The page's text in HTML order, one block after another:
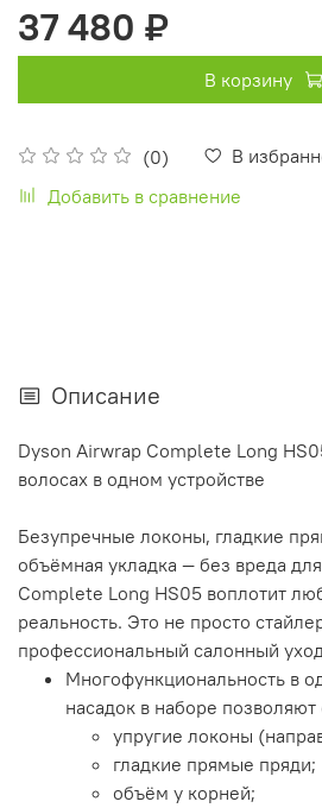
(0)
В
Добавить в сравнение
37 480 ₽
В корзину
Описание
Dyson Airwrap Complete Long
волосах в одном устройстве
Безупречные локоны, гладкие
объёмная укладка — без вреда
Complete Long HS05 воплотит
реальность. Это не просто
профессиональный салонный
Многофункциональность в
насадок в наборе позволяют
упругие локоны
гладкие прямые пряди;
объём у корней;